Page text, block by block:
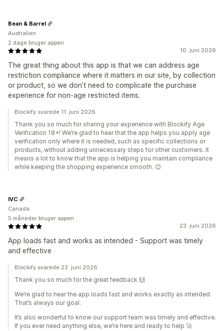
10. juni 2026
The great thing about this app is that we can address age
restriction compliance where it matters in our site, by collection
or product, so we don’t need to complicate the purchase
experience for non-age restricted items.
Bean & Barrel
Australien
2 dage bruger appen
Blockify svarede 11. juni 2026
Thank you so much for sharing your experience with Blockify Age
Verification 18+! We’re glad to hear that the app helps you apply age
verification only where it is needed, such as specific collections or
products, without adding unnecessary steps for other customers. It
means a lot to know that the app is helping you maintain compliance
while keeping the shopping experience smooth. 😊
23. juni 2026
App loads fast and works as intended - Support was timely
and effective
IVC
Canada
5 måneder bruger appen
Blockify svarede 23. juni 2026
Thank you so much for the great feedback 🙌
We’re glad to hear the app loads fast and works exactly as intended.
That’s always our goal.
It’s also wonderful to know our support team was timely and effective.
If you ever need anything else, we’re here and ready to help 🚀